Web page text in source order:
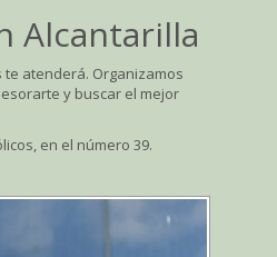
Alcantarilla
te atenderá. Organizamos
y buscar el mejor
en el número 39.